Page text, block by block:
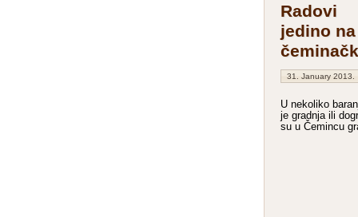
Radovi
jedino na
31. January 2013.
U nekoliko
je gradnja ili
su u Čemincu